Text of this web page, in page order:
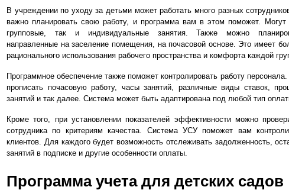
В учреждении по уходу за детьми может работать много разных
важно планировать свою работу, и программа вам в этом поможет.
групповые, так и индивидуальные занятия. Также можно
направленные на заселение помещения, на почасовой основе. Это имеет
рационального использования рабочего пространства и комфорта каждой
Программное обеспечение также поможет контролировать работу
прописать почасовую работу, часы занятий, различные виды ставок,
занятий и так далее. Система может быть адаптирована под любой тип
Кроме того, при установлении показателей эффективности можно
сотрудника по критериям качества. Система УСУ поможет вам
клиентов. Для каждого будет возможность отслеживать задолженность,
занятий в подписке и другие особенности оплаты.
Программа учета для детских садов